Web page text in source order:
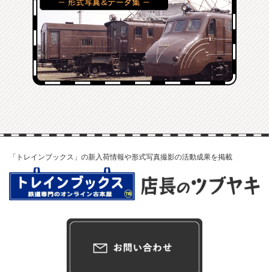
「トレインブックス」の新入荷情報や形式写真撮影の活動成果を掲載